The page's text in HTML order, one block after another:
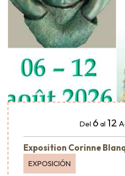
Del 6 al 12
Exposition Corinne
EXPOSICIÓN